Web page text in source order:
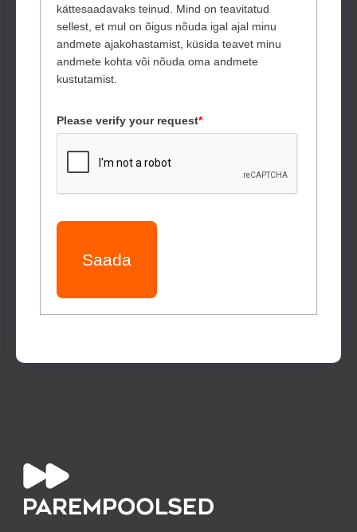
kättesaadavaks teinud. Mind on teavitatud
sellest, et mul on õigus nõuda igal ajal minu
andmete ajakohastamist, küsida teavet minu
andmete kohta või nõuda oma andmete
kustutamist.
Please verify your request*
Saada